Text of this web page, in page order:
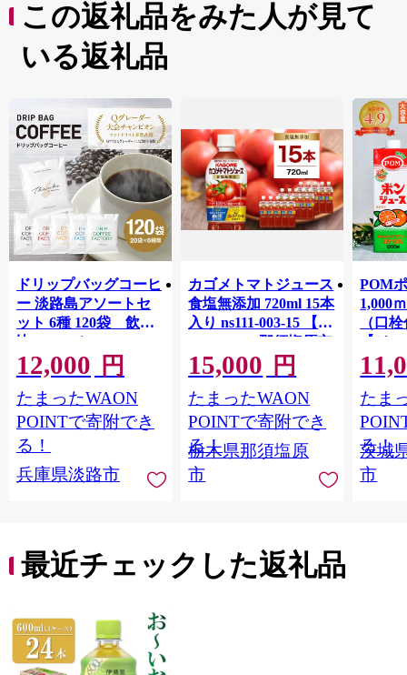
この返礼品をみた人が見て
いる返礼品
ドリップバッグコーヒ
ー 淡路島アソートセ
ット 6種 120袋 飲み
比べ コーヒー
12,000 円
たまったWAON
POINTで寄附でき
る！
兵庫県淡路市
カゴメトマトジュース
食塩無添加 720ml 15本
入り ns111-003-15 【
KAGOME 那須塩原市
ギフト トマト 野菜 ジ
ュース 飲料 ドリンク
健康 GABA 血圧 コレ
ステロール】
15,000 円
たまったWAON
POINTで寄附でき
る！
栃木県那須塩原
市
POM
1,000
（口
【ジ
Ｍ 爽
ジ 果
ンス
ンド
庫 ド
入れし
アタイ
たま
る！
茨城
市
最近チェックした返礼品